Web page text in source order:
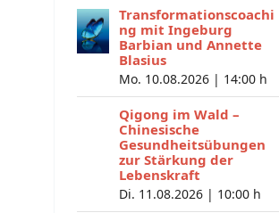
Transformationscoachi
ng mit Ingeburg
Barbian und Annette
Blasius
Mo. 10.08.2026 | 14:00 h
Qigong im Wald –
Chinesische
Gesundheitsübungen
zur Stärkung der
Lebenskraft
Di. 11.08.2026 | 10:00 h